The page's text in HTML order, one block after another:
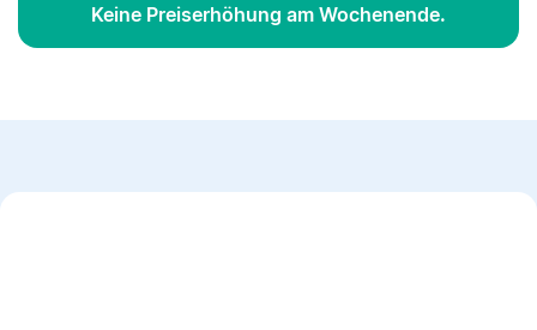
Keine Preiserhöhung am Wochenende.